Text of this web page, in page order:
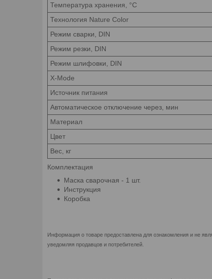
Температура хранения, °C
Технология Nature Color
Режим сварки, DIN
Режим резки, DIN
Режим шлифовки, DIN
X-Mode
Источник питания
Автоматическое отключение через, мин
Материал
Цвет
Вес, кг
Комплектация
Маска сварочная - 1 шт.
Инструкция
Коробка
Информация о товаре предоставлена для ознакомления и не
уведомляя продавцов и потребителей.